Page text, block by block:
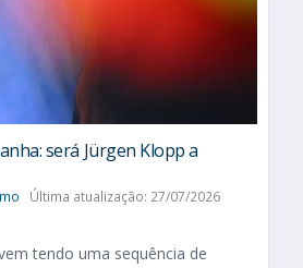
será Jürgen Klopp a
Última atualização: 27/07/2026
tendo uma sequência de